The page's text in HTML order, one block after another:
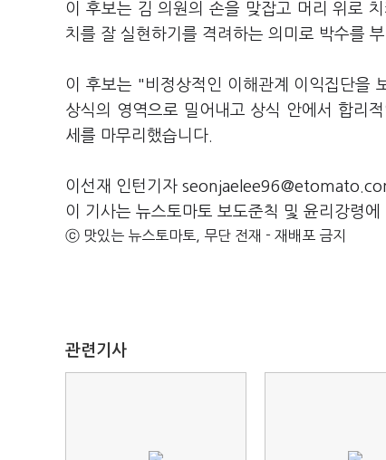
이 후보는 김 의원의 손을 맞잡고 머리 위로
치를 잘 실현하기를 격려하는 의미로 박수를
이 후보는 "비정상적인 이해관계 이익집단을
상식의 영역으로 밀어내고 상식 안에서 합리
세를 마무리했습니다.
이선재 인턴기자
이 기사는 뉴스토마토 보도준칙 및 윤리강령
ⓒ 맛있는 뉴스토마토, 무단 전재 - 재배포 금지
관련기사